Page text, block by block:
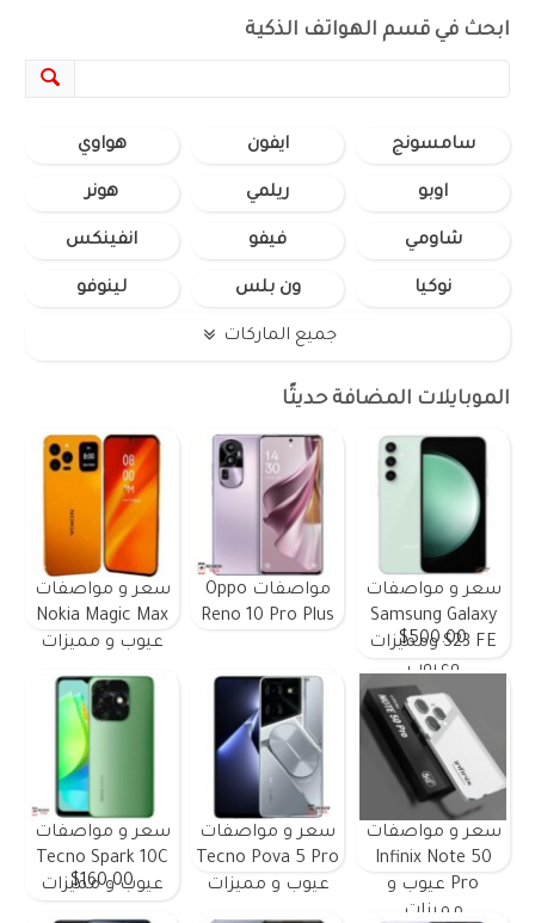
ابحث في قسم الهواتف الذكية
سامسونج ايفون هواوي
اوبو ريلمي هونر
شاومي فيفو انفينكس
نوكيا ون بلس لينوفو
جميع الماركات
الموبايلات المضافة حديثًا
سعر و مواصفات
Samsung Galaxy
S23 FE ومميزات
وعيوب
$500.00
مواصفات Oppo
Reno 10 Pro Plus
سعر و مواصفات
Nokia Magic Max
عيوب و مميزات
سعر و مواصفات
Infinix Note 50
Pro عيوب و
مميزات
سعر و مواصفات
Tecno Pova 5 Pro
عيوب و مميزات
سعر و مواصفات
Tecno Spark 10C
عيوب و مميزات
$160.00